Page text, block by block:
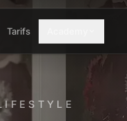
Tarifs